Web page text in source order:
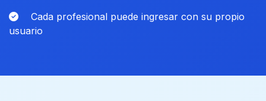
Cada profesional puede ingresar con su propio
usuario